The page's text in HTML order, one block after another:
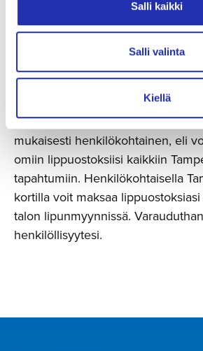
Salli kaikki
Salli valinta
Kiellä
• Smartum
Henkilökohtainen Tampere-talon
yhden vuoden ostopäivästä ja on
mukaisesti henkilökohtainen, eli
omiin lippuostoksiisi kaikkiin
tapahtumiin. Henkilökohtaisella
kortilla voit maksaa
talon lipunmyynnissä.
henkilöllisyytesi.